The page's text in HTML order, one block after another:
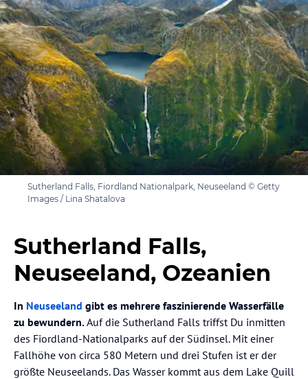
Sutherland Falls, Fiordland Nationalpark, Neuseeland © Getty
Images / Lina Shatalova
Sutherland Falls,
Neuseeland, Ozeanien
In Neuseeland gibt es mehrere faszinierende Wasserfälle
zu bewundern.Auf die Sutherland Falls triffst Du inmitten
des Fiordland-Nationalparks auf der Südinsel. Mit einer
Fallhöhe von circa 580 Metern und drei Stufen ist er der
größte Neuseelands. Das Wasser kommt aus dem Lake Quill